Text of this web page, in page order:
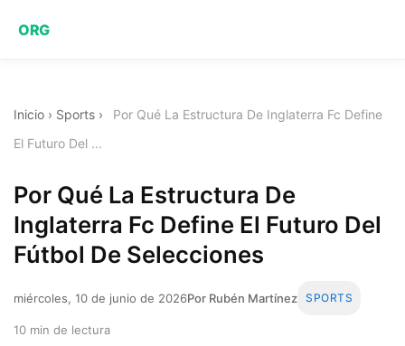
ORG
Inicio › Sports ›
Por Qué La Estructura De Inglaterra Fc Define
El Futuro Del ...
Por Qué La Estructura De
Inglaterra Fc Define El Futuro Del
Fútbol De Selecciones
miércoles, 10 de junio de 2026Por Rubén Martínez SPORTS
10 min de lectura